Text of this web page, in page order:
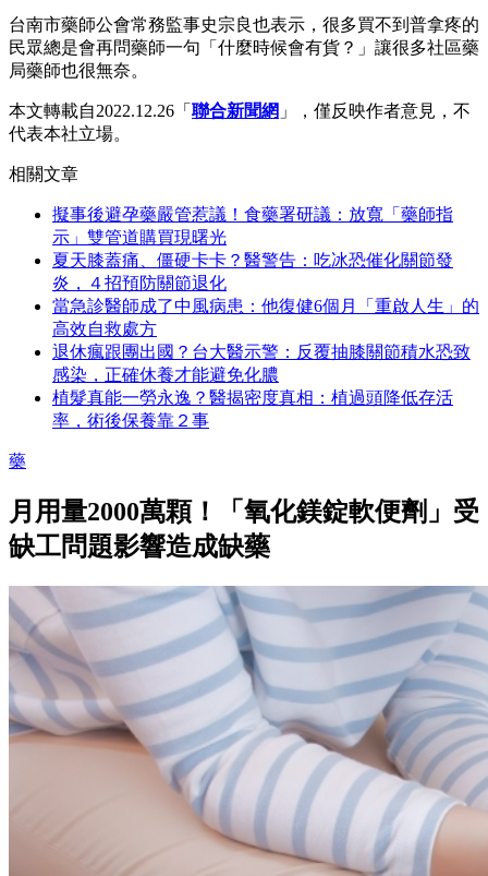
台南市藥師公會常務監事史宗良也表示，很多買不到普拿疼的
民眾總是會再問藥師一句「什麼時候會有貨？」讓很多社區藥
局藥師也很無奈。
本文轉載自2022.12.26「 聯合新聞網 」，僅反映作者意見，不
代表本社立場。
相關文章
擬事後避孕藥嚴管惹議！食藥署研議：放寬「藥師指
示」雙管道購買現曙光
夏天膝蓋痛、僵硬卡卡？醫警告：吃冰恐催化關節發
炎，４招預防關節退化
當急診醫師成了中風病患：他復健6個月「重啟人生」的
高效自救處方
退休瘋跟團出國？台大醫示警：反覆抽膝關節積水恐致
感染，正確休養才能避免化膿
植髮真能一勞永逸？醫揭密度真相：植過頭降低存活
率，術後保養靠２事
藥
月用量2000萬顆！「氧化鎂錠軟便劑」受
缺工問題影響造成缺藥